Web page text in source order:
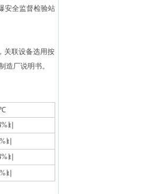
安全监督检验站
关联设备选用按
造厂说明书。